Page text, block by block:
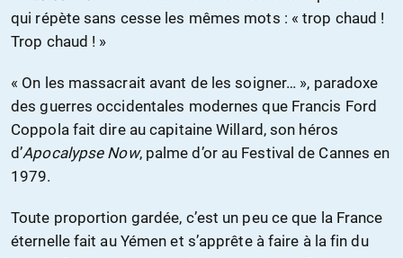
qui répète sans cesse les mêmes mots : « trop chaud !
Trop chaud ! »
« On les massacrait avant de les soigner… », paradoxe
des guerres occidentales modernes que Francis Ford
Coppola fait dire au capitaine Willard, son héros
d’Apocalypse Now, palme d’or au Festival de Cannes en
1979.
Toute proportion gardée, c’est un peu ce que la France
éternelle fait au Yémen et s’apprête à faire à la fin du